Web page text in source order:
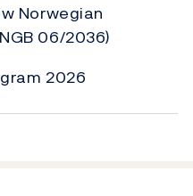
Norwegian
06/2036)
2026